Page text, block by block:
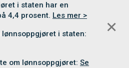
i staten har en
4,4 prosent. Les mer >
i staten:
om lønnsoppgjøret: Se
✕